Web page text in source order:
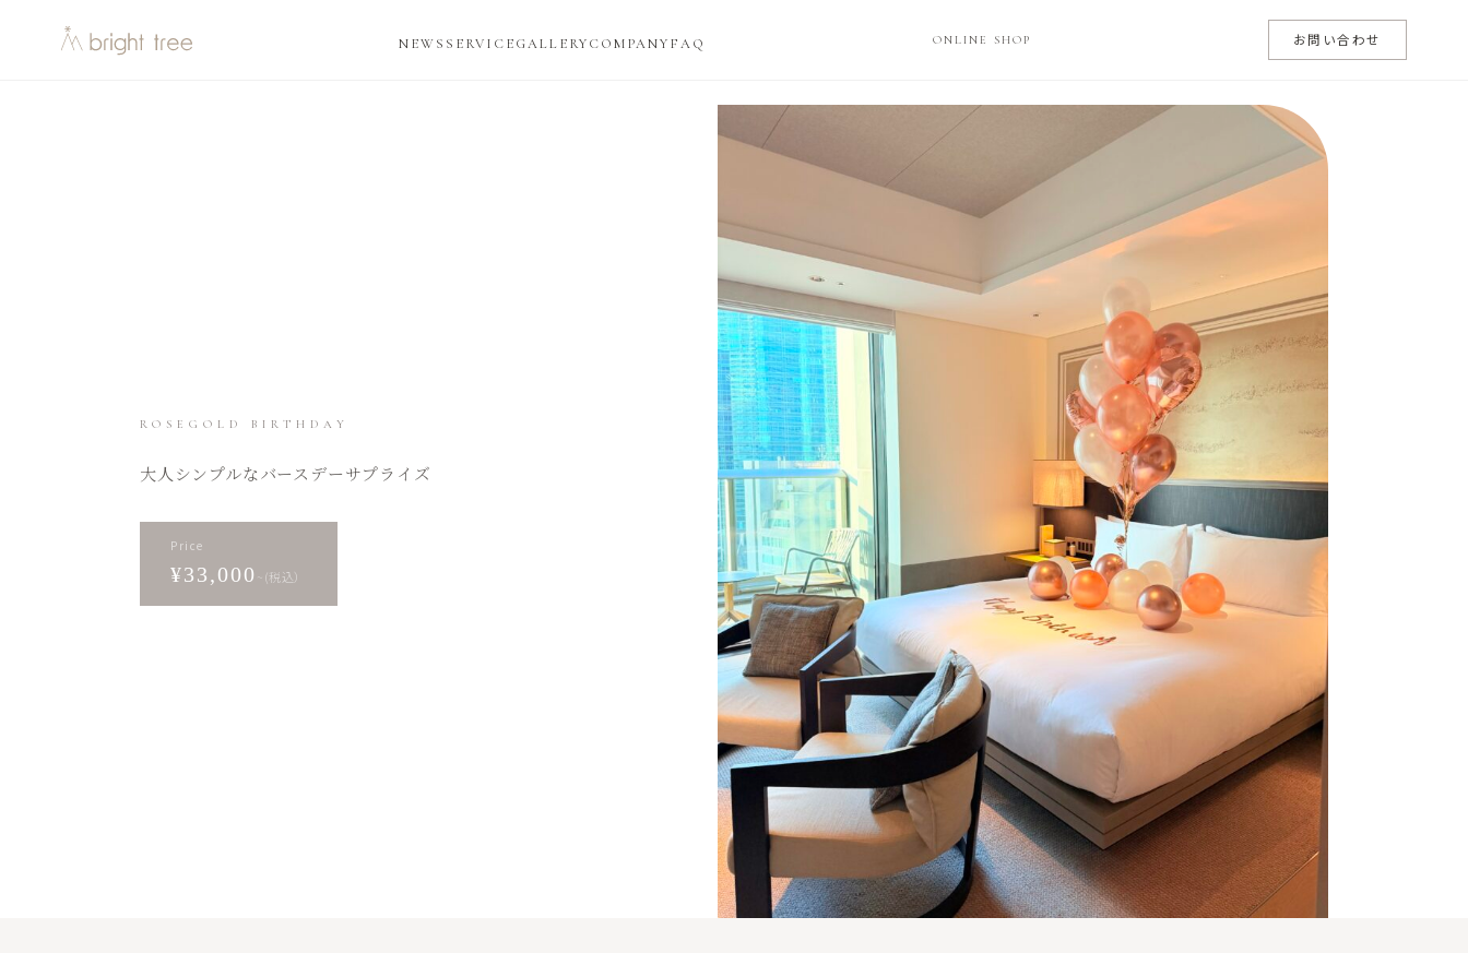
NEWS SERVICEGALLERYCOMPANYFAQ ONLINE SHOP お問い合わせ
ホーム
ROSEGOLD BIRTHDAY
大人シンプルなバースデーサプライズ
Price
¥33,000 ~(税込）